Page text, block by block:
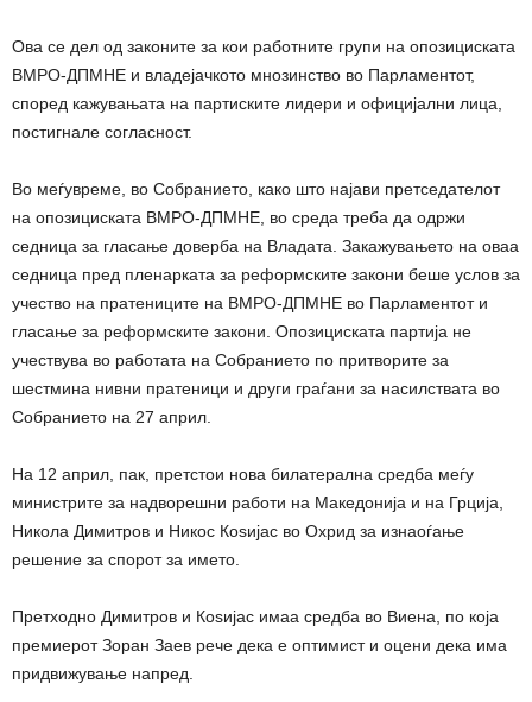
Ова се дел од законите за кои работните групи на опозициската
ВМРО-ДПМНЕ и владејачкото мнозинство во Парламентот,
според кажувањата на партиските лидери и официјални лица,
постигнале согласност.
Во меѓувреме, во Собранието, како што најави претседателот
на опозициската ВМРО-ДПМНЕ, во среда треба да одржи
седница за гласање доверба на Владата. Закажувањето на оваа
седница пред пленарката за реформските закони беше услов за
учество на пратениците на ВМРО-ДПМНЕ во Парламентот и
гласање за реформските закони. Опозициската партија не
учествува во работата на Собранието по притворите за
шестмина нивни пратеници и други граѓани за насилствата во
Собранието на 27 април.
На 12 април, пак, претстои нова билатерална средба меѓу
министрите за надворешни работи на Македонија и на Грција,
Никола Димитров и Никос Коѕијас во Охрид за изнаоѓање
решение за спорот за името.
Претходно Димитров и Коѕијас имаа средба во Виена, по која
премиерот Зоран Заев рече дека е оптимист и оцени дека има
придвижување напред.